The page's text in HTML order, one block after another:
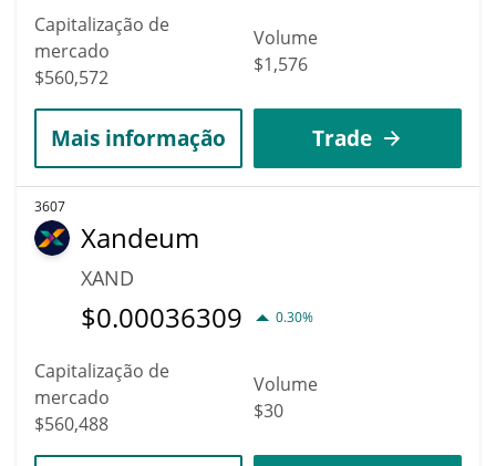
Capitalização de
mercado
$560,572
Volume
$1,576
Mais informação Trade
3607
Xandeum
XAND
$0.00036309 0.30%
Capitalização de
mercado
$560,488
Volume
$30